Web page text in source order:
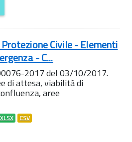
Civile - Elementi
- C...
2017 del 03/10/2017.
di attesa, viabilità di
aree
CSV